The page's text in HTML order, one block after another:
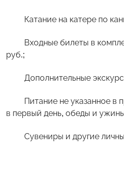
Катание на катере по
Входные билеты в
руб.;
Дополнительные
Питание не указанное в
в первый день, обеды и
Сувениры и другие